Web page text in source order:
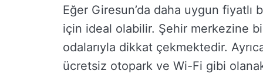
Eğer Giresun’da daha uygun fiyatlı
için ideal olabilir. Şehir merkezine
odalarıyla dikkat çekmektedir.
ücretsiz otopark ve Wi-Fi gibi